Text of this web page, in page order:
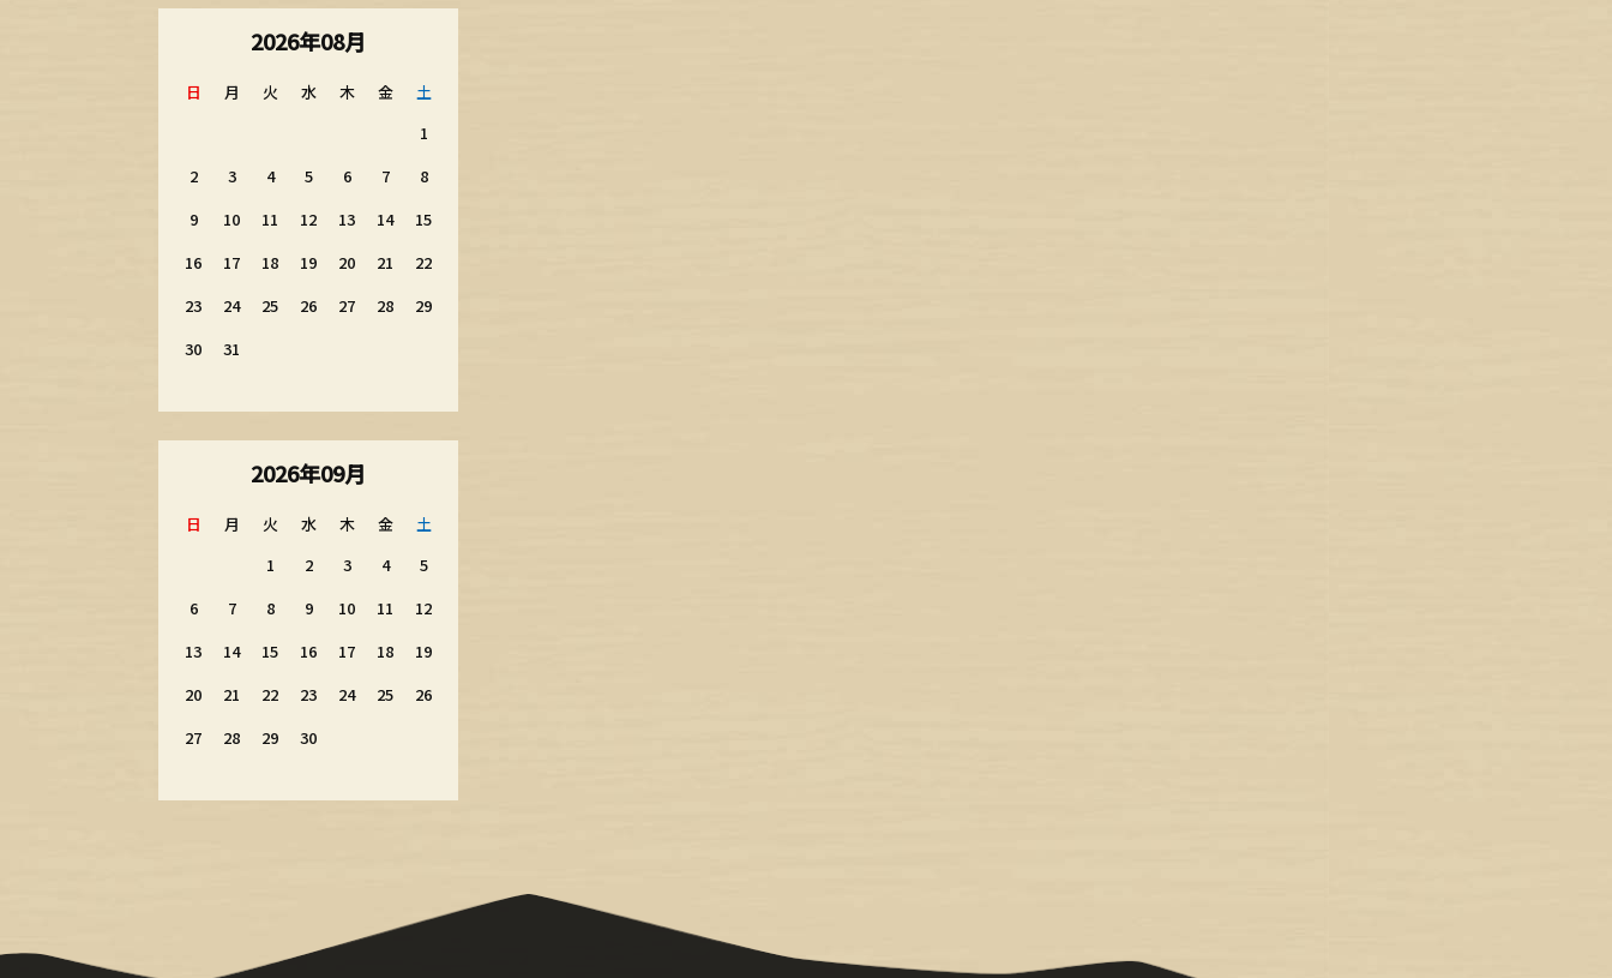
2026年08月
日 月 火 水 木 金
土
1
2
3 4 5 6 7
8
9
10 11 12 13 14
15
16
17 18 19 20 21
22
23
24 25 26 27 28
29
30
31
2026年09月
日 月 火 水 木 金
土
1
2 3 4
5
6
7 8 9 10 11
12
13
14 15 16 17 18
19
20
21 22 23 24 25
26
27
28 29 30